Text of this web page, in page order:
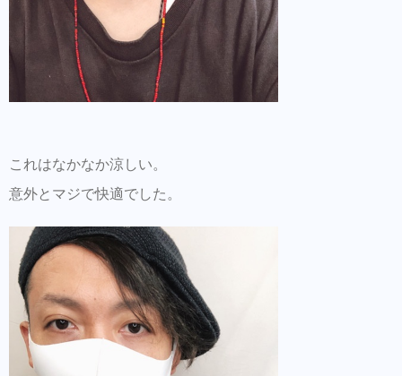
これはなかなか涼しい。
意外とマジで快適でした。